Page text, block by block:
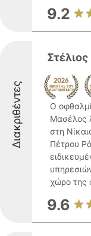
9.2
Διακριθέντες
Ο
Μασέλος
στη
Πέτρου
χώρο της
9.6